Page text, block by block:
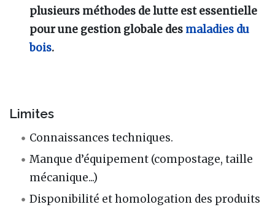
plusieurs méthodes de lutte est essentielle
pour une gestion globale des maladies du
bois.
Limites
Connaissances techniques.
Manque d’équipement (compostage, taille
mécanique...)
Disponibilité et homologation des produits